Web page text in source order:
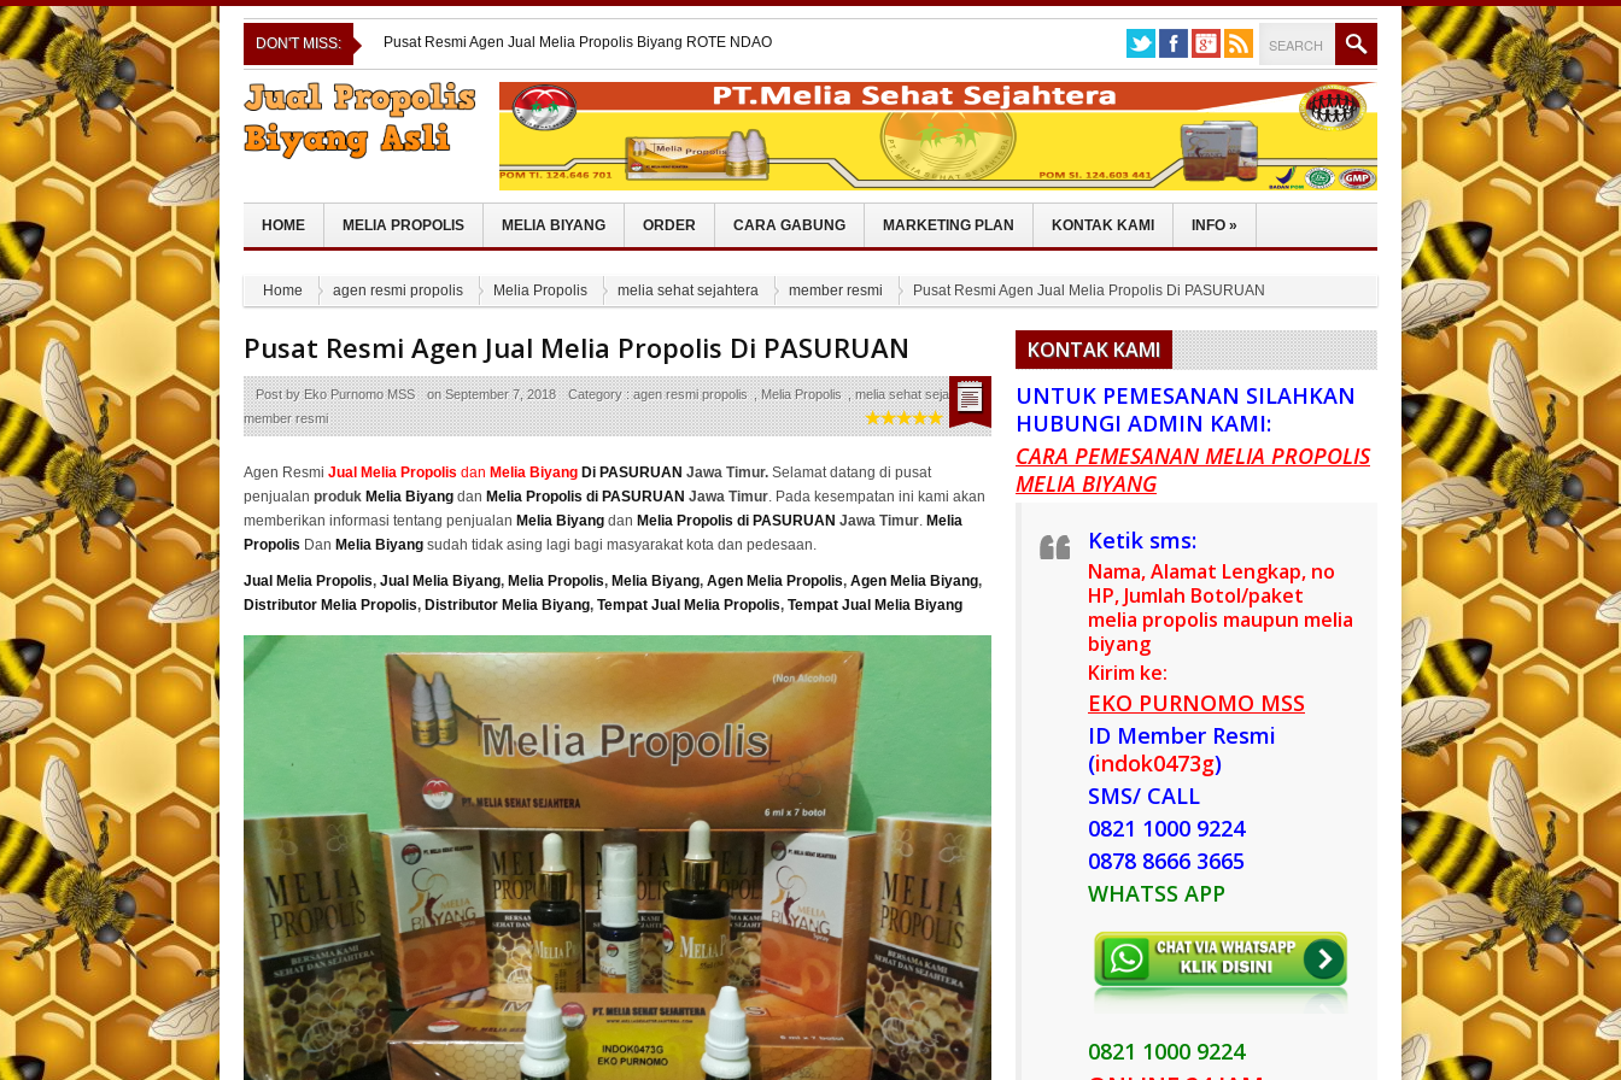
DON'T MISS:
Pusat Resmi Agen Jual Melia Propolis Di SALATIGA
Pusat Resmi Agen Jual Melia Propolis Biyang KATINGAN
Pusat Resmi Agen Jual Melia Propolis Di TANAH BUMBU
Pusat Resmi Agen Jual Melia Propolis Biyang MAMUJU
Pusat Resmi Agen Jual Melia Propolis Biyang ROTE NDAO
HOME MELIA PROPOLIS MELIA BIYANG ORDER CARA GABUNG MARKETING PLAN KONTAK KAMI INFO »
Home agen resmi propolis Melia Propolis melia sehat sejahtera member resmi Pusat Resmi Agen Jual Melia Propolis Di PASURUAN
Pusat Resmi Agen Jual Melia Propolis Di PASURUAN
Post byEko Purnomo MSS onSeptember 7, 2018 Category :agen resmi propolis ,Melia Propolis ,melia sehat sejahtera
member resmi
Agen Resmi Jual Melia Propolis dan Melia Biyang Di PASURUAN Jawa Timur. Selamat datang di pusat
penjualan produk Melia Biyang dan Melia Propolis di PASURUAN Jawa Timur. Pada kesempatan ini kami akan
memberikan informasi tentang penjualan Melia Biyang dan Melia Propolis di PASURUAN Jawa Timur. Melia
Propolis Dan Melia Biyang sudah tidak asing lagi bagi masyarakat kota dan pedesaan.
Jual Melia Propolis, Jual Melia Biyang, Melia Propolis, Melia Biyang, Agen Melia Propolis, Agen Melia Biyang,
Distributor Melia Propolis, Distributor Melia Biyang, Tempat Jual Melia Propolis, Tempat Jual Melia Biyang
KONTAK KAMI
UNTUK PEMESANAN SILAHKAN
HUBUNGI ADMIN KAMI:
CARA PEMESANAN MELIA PROPOLIS
MELIA BIYANG
Ketik sms:
Nama, Alamat Lengkap, no
HP, Jumlah Botol/paket
melia propolis maupun melia
biyang
Kirim ke:
EKO PURNOMO MSS
ID Member Resmi
(indok0473g)
SMS/ CALL
0821 1000 9224
0878 8666 3665
WHATSS APP
0821 1000 9224